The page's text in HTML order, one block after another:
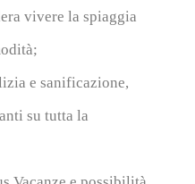
vivere la spiaggia
e sanificazione,
su tutta la